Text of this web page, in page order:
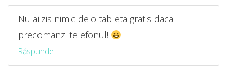
Nu ai zis nimic de o tableta gratis daca
precomanzi telefonul!
Răspunde